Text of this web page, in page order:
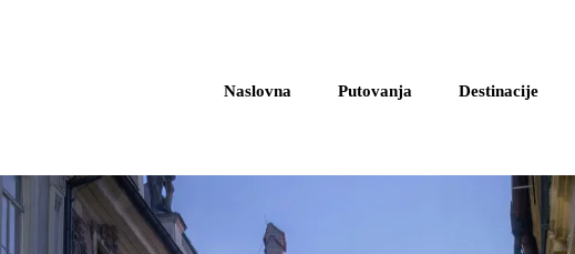
Naslovna Putovanja Destinacije